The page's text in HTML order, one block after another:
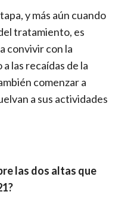
y más aún cuando
tratamiento, es
convivir con la
las recaídas de la
comenzar a
a sus actividades
las dos altas que